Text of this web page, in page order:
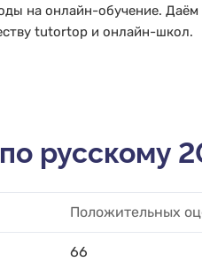
на онлайн-обучение.
tutortop и онлайн-школ.
русскому
Положительных
66